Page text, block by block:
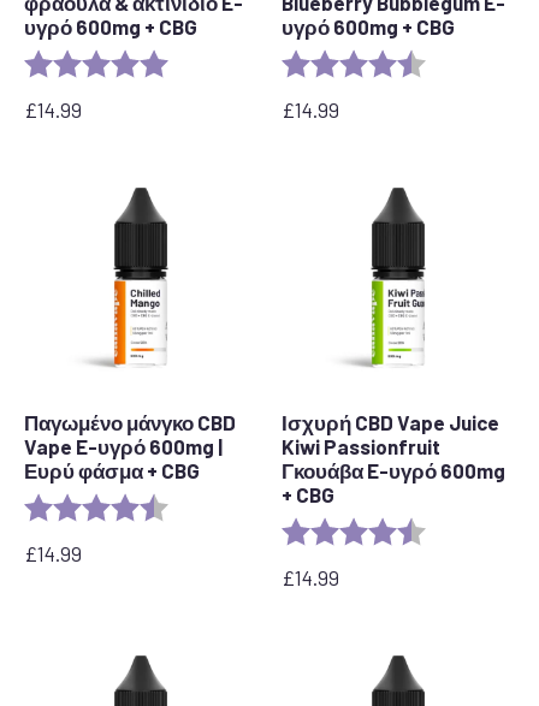
υγρό 600mg + CBG
Αξιολόγηση: 5,0 από 5 αστέρια
£14.99
υγρό 600mg + CBG
Αξιολόγηση:
£14.99
Παγωμένο μάνγκο CBD
Vape E-υγρό 600mg |
Ευρύ φάσμα + CBG
Αξιολόγηση: 4,6 από 5 αστέρια
£14.99
Ισχυρή CBD Vape Juice
Kiwi Passionfruit
Γκουάβα E-υγρό 600mg
+ CBG
Αξιολόγηση:
£14.99